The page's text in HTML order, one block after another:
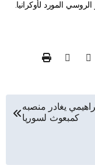
المورد لأوكرانيا.
يغادر منصبه
كمبعوث لسوريا